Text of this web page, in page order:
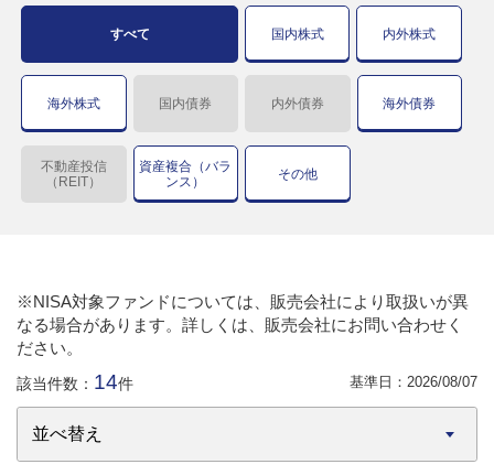
すべて 国内株式 内外株式
海外株式 国内債券 内外債券 海外債券
不動産投信
（REIT）
資産複合（バラ
ンス）
その他
※NISA対象ファンドについては、販売会社により取扱いが異
なる場合があります。詳しくは、販売会社にお問い合わせく
ださい。
該当件数： 14件 基準日： 2026/08/07